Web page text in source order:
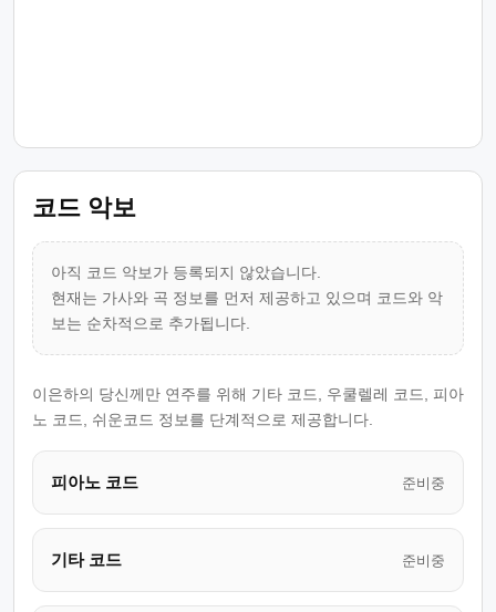
코드 악보
아직 코드 악보가 등록되지 않았습니다.
현재는 가사와 곡 정보를 먼저 제공하고 있으며 코드와 악
보는 순차적으로 추가됩니다.
이은하의 당신께만 연주를 위해 기타 코드, 우쿨렐레 코드, 피아
노 코드, 쉬운코드 정보를 단계적으로 제공합니다.
피아노 코드 준비중
기타 코드 준비중